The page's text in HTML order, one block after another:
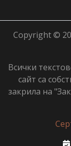
Copyright ©
Всички
сайт са
закрила на